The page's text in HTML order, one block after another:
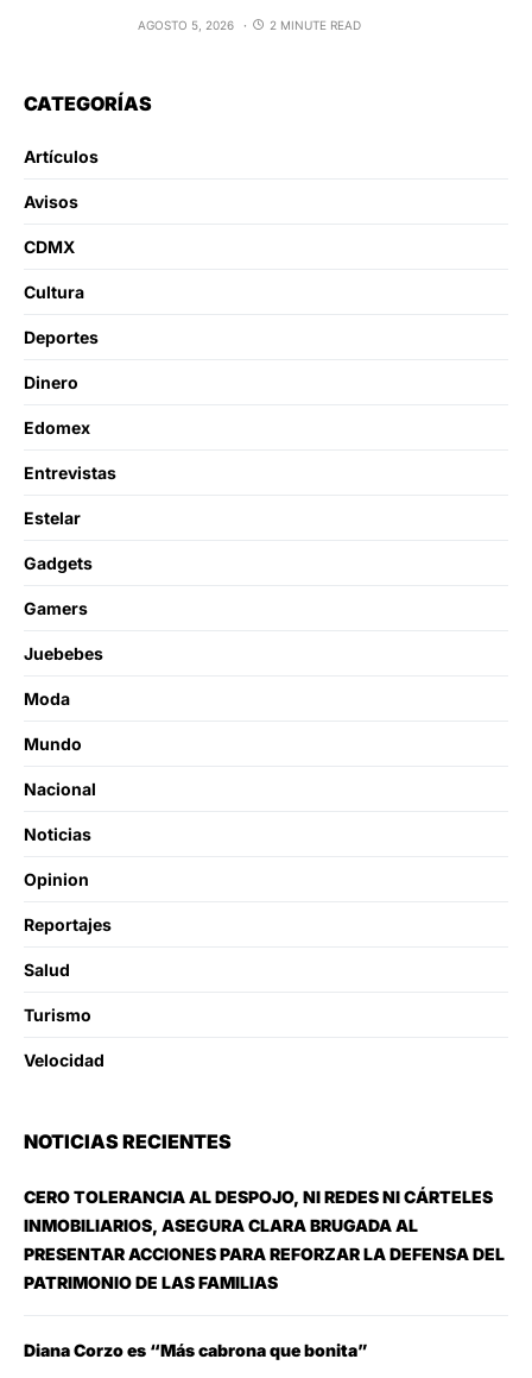
AGOSTO 5, 2026 2 MINUTE READ
CATEGORÍAS
Artículos
Avisos
CDMX
Cultura
Deportes
Dinero
Edomex
Entrevistas
Estelar
Gadgets
Gamers
Juebebes
Moda
Mundo
Nacional
Noticias
Opinion
Reportajes
Salud
Turismo
Velocidad
NOTICIAS RECIENTES
CERO TOLERANCIA AL DESPOJO, NI REDES NI CÁRTELES
INMOBILIARIOS, ASEGURA CLARA BRUGADA AL
PRESENTAR ACCIONES PARA REFORZAR LA DEFENSA DEL
PATRIMONIO DE LAS FAMILIAS
Diana Corzo es “Más cabrona que bonita”